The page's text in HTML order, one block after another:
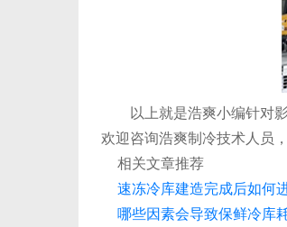
以上就是浩爽小编针对影
欢迎咨询浩爽制冷技术人员
相关文章推荐
速冻冷库建造完成后如何
哪些因素会导致保鲜冷库